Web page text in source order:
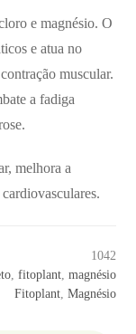
e magnésio. O
e atua no
muscular.
a fadiga
melhora a
1042
, fitoplant, magnésio
Fitoplant, Magnésio